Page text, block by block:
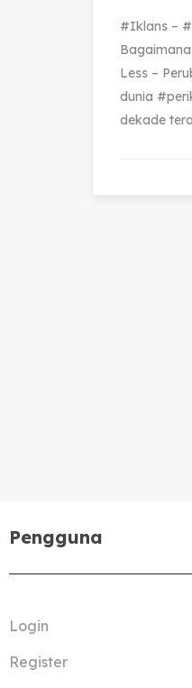
#Iklans –
Less –
dunia
dekade
Pengguna
Login
Register